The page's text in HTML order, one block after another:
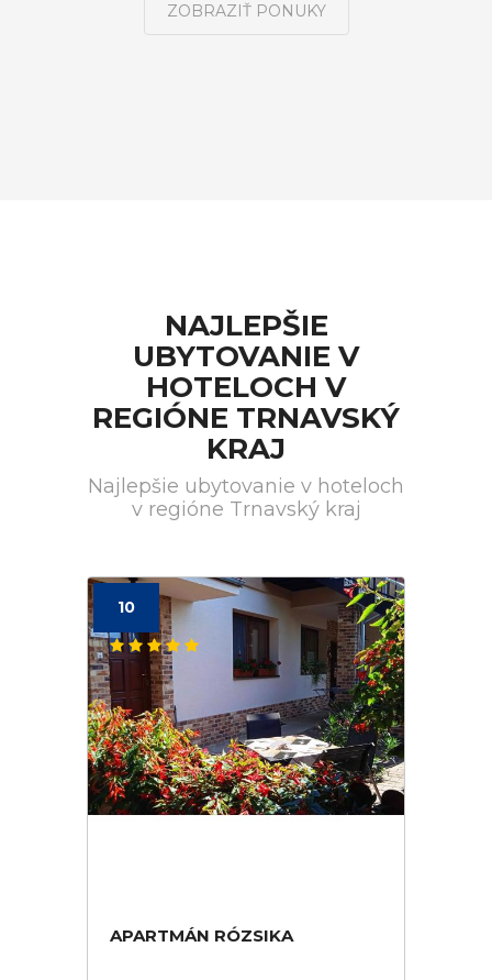
ZOBRAZIŤ PONUKY
NAJLEPŠIE
UBYTOVANIE V
HOTELOCH V
REGIÓNE TRNAVSKÝ
KRAJ
Najlepšie ubytovanie v hoteloch
v regióne Trnavský kraj
10
APARTMÁN RÓZSIKA